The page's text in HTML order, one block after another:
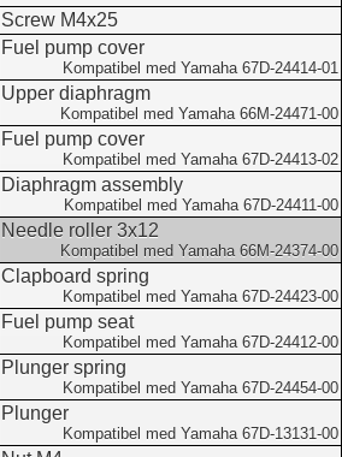
Screw M4x25
Fuel pump cover
Kompatibel med Yamaha 67D-24414-01
Upper diaphragm
Kompatibel med Yamaha 66M-24471-00
Fuel pump cover
Kompatibel med Yamaha 67D-24413-02
Diaphragm assembly
Kompatibel med Yamaha 67D-24411-00
Needle roller 3x12
Kompatibel med Yamaha 66M-24374-00
Clapboard spring
Kompatibel med Yamaha 67D-24423-00
Fuel pump seat
Kompatibel med Yamaha 67D-24412-00
Plunger spring
Kompatibel med Yamaha 67D-24454-00
Plunger
Kompatibel med Yamaha 67D-13131-00